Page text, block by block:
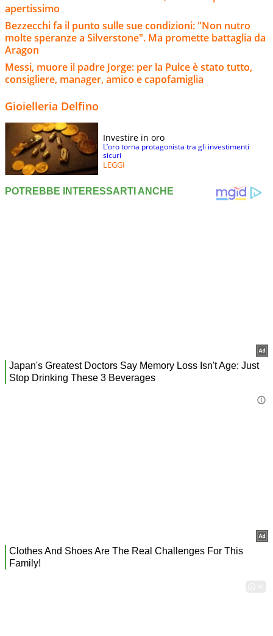
apertissimo
Bezzecchi fa il punto sulle sue condizioni: "Non nutro
molte speranze a Silverstone". Ma promette battaglia da
Aragon
Messi, muore il padre Jorge: per la Pulce è stato tutto,
consigliere, manager, amico e capofamiglia
Gioielleria Delfino
Investire in oro
L’oro torna protagonista tra gli investimenti
sicuri
LEGGI